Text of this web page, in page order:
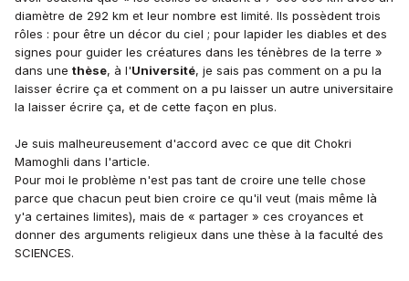
diamètre de 292 km et leur nombre est limité. Ils possèdent trois
rôles : pour être un décor du ciel ; pour lapider les diables et des
signes pour guider les créatures dans les ténèbres de la terre »
dans une thèse, à l'Université, je sais pas comment on a pu la
laisser écrire ça et comment on a pu laisser un autre universitaire
la laisser écrire ça, et de cette façon en plus.
Je suis malheureusement d'accord avec ce que dit Chokri
Mamoghli dans l'article.
Pour moi le problème n'est pas tant de croire une telle chose
parce que chacun peut bien croire ce qu'il veut (mais même là
y'a certaines limites), mais de « partager » ces croyances et
donner des arguments religieux dans une thèse à la faculté des
SCIENCES.